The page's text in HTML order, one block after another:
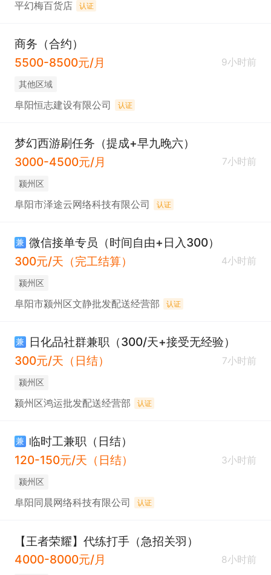
平幻梅百货店 认证
商务（合约）
5500-8500元/月
9小时前
其他区域
阜阳恒志建设有限公司 认证
梦幻西游刷任务（提成+早九晚六）
3000-4500元/月
7小时前
颍州区
阜阳市泽途云网络科技有限公司 认证
兼 微信接单专员（时间自由+日入300）
300元/天（完工结算）
4小时前
颍州区
阜阳市颍州区文静批发配送经营部 认证
兼
日化品社群兼职（300/天+接受无经验）
300元/天（日结）
7小时前
颍州区
颍州区鸿运批发配送经营部 认证
兼 临时工兼职（日结）
120-150元/天（日结）
3小时前
颍州区
阜阳同晨网络科技有限公司 认证
【王者荣耀】代练打手（急招关羽）
4000-8000元/月
8小时前